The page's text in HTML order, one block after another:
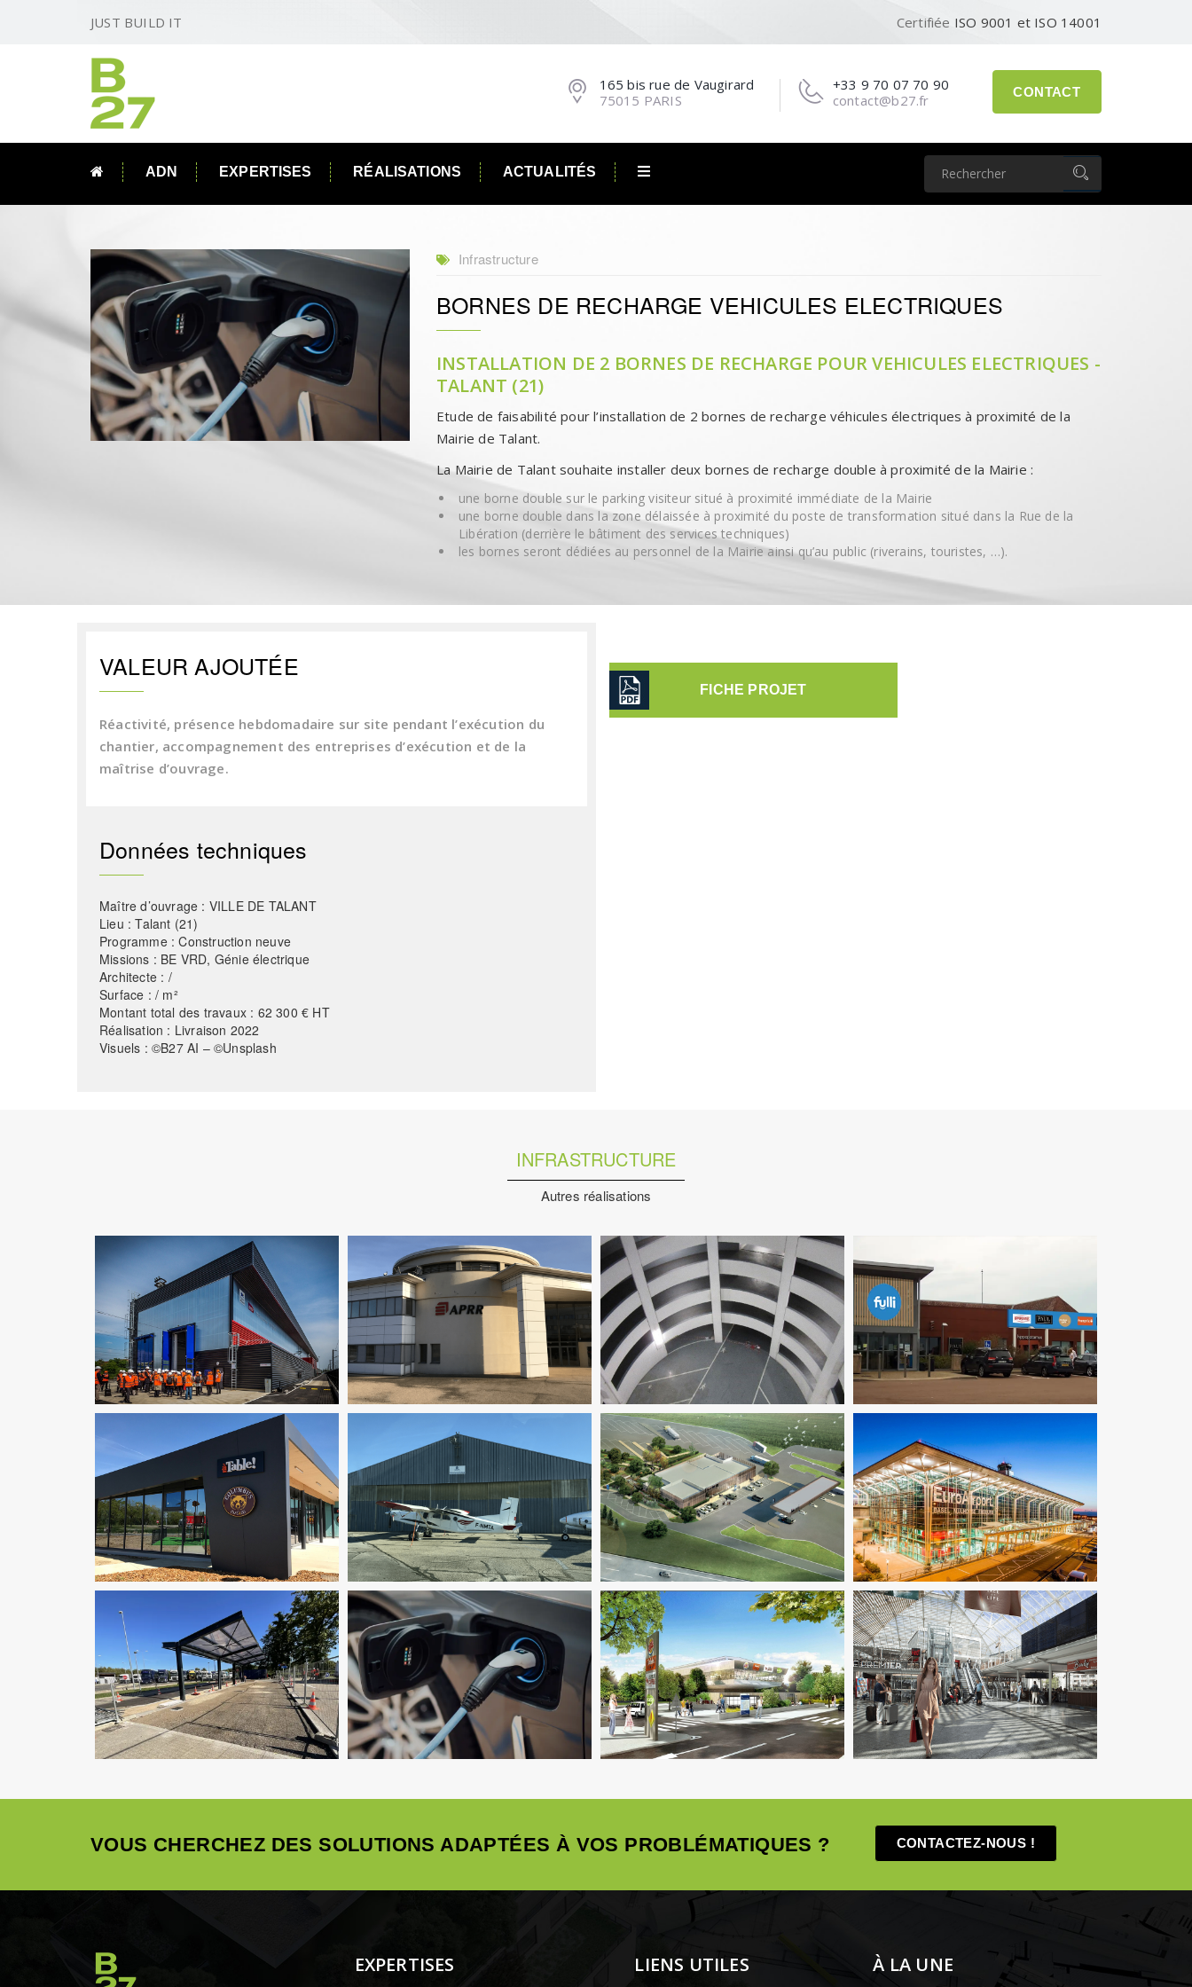
JUST BUILD IT Certifiée ISO 9001 et ISO 14001
CONTACT
+33 9 70 07 70 90
contact@b27.fr
165 bis rue de Vaugirard
75015 PARIS
ADN EXPERTISES RÉALISATIONS ACTUALITÉS
Infrastructure
BORNES DE RECHARGE VEHICULES ELECTRIQUES
INSTALLATION DE 2 BORNES DE RECHARGE POUR VEHICULES ELECTRIQUES -
TALANT (21)
Etude de faisabilité pour l’installation de 2 bornes de recharge véhicules électriques à proximité de la
Mairie de Talant.
La Mairie de Talant souhaite installer deux bornes de recharge double à proximité de la Mairie :
une borne double sur le parking visiteur situé à proximité immédiate de la Mairie
une borne double dans la zone délaissée à proximité du poste de transformation situé dans la Rue de la
Libération (derrière le bâtiment des services techniques)
les bornes seront dédiées au personnel de la Mairie ainsi qu’au public (riverains, touristes, …).
VALEUR AJOUTÉE
Réactivité, présence hebdomadaire sur site pendant l’exécution du
chantier, accompagnement des entreprises d’exécution et de la
maîtrise d’ouvrage.
Données techniques
Maître d’ouvrage : VILLE DE TALANT
Lieu : Talant (21)
Programme : Construction neuve
Missions : BE VRD, Génie électrique
Architecte : /
Surface : / m²
Montant total des travaux : 62 300 € HT
Réalisation : Livraison 2022
Visuels : ©B27 AI – ©Unsplash
FICHE PROJET
INFRASTRUCTURE
Autres réalisations
Fluides Infrastructure
Ingenierie TCE
Pilotage D'opération / MOEX
Structure
Thermique VRD
Acoustique Économie De La
Construction Fluides
Infrastructure
Structure
Infrastructure Thermique AMO Infrastructure Ingenierie TCE
Infrastructure Ingenierie TCE
Pilotage D'opération / MOEX
Structure VRD Infrastructure Ingenierie TCE
Fluides Infrastructure Ingenierie TCE
Pilotage D'opération / MOEX
Structure
VRD
Fluides Infrastructure Ingenierie TCE
Pilotage D'opération / MOEX
Structure VRD
Infrastructure Pilotage D'opération /
MOEX Structure VRD Fluides Infrastructure VRD AMO Infrastructure
Économie De La Construction Fluides
Infrastructure Pilotage D'opération /
MOEX Structure
VOUS CHERCHEZ DES SOLUTIONS ADAPTÉES À VOS PROBLÉMATIQUES ? CONTACTEZ-NOUS !
EXPERTISES LIENS UTILES À LA UNE